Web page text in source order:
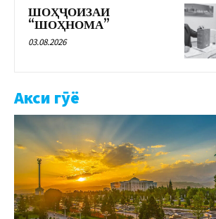
ШОҲҶОИЗАИ
“ШОҲНОМА”
03.08.2026
Акси гӯё